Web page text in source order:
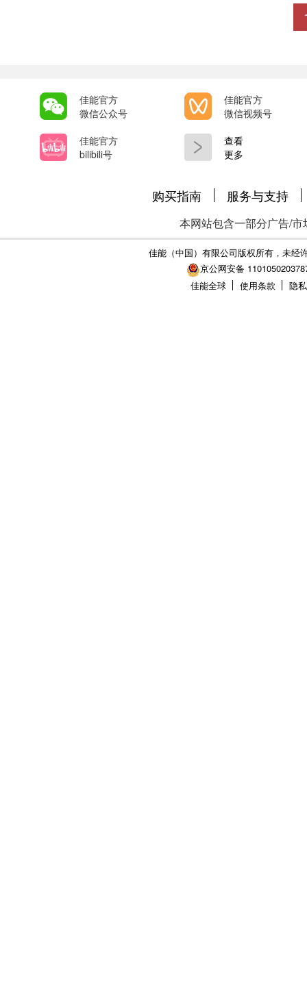
佳能官方
微信公众号
佳能官方
微信视频号
佳能官方
bilibili号
查看
更多
购买指南 服务与支持
本网站包含一部分广告/
佳能（中国）有限公司版权所有，未经
京公网安备
佳能全球
使用条款 隐